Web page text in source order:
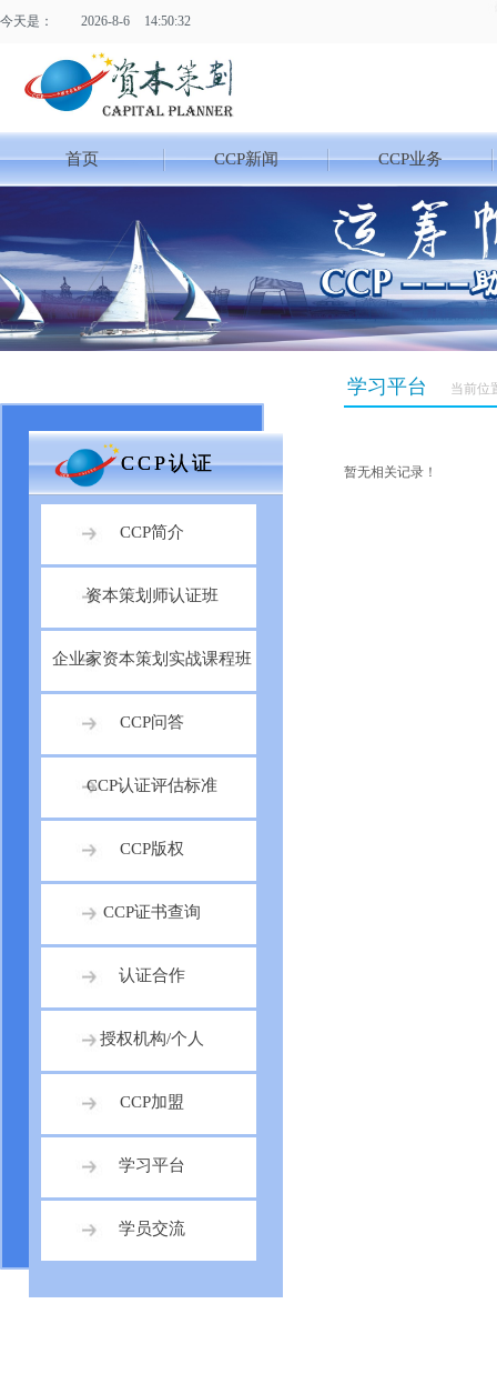
今天是： 2026-8-6 14:50:33
首页 CCP新闻 CCP业务
学习平台 当前位
CCP认证
CCP认证 暂无相关记录！
CCP简介
资本策划师认证班
企业家资本策划实战课程班
CCP问答
CCP认证评估标准
CCP版权
CCP证书查询
认证合作
授权机构/个人
CCP加盟
学习平台
学员交流